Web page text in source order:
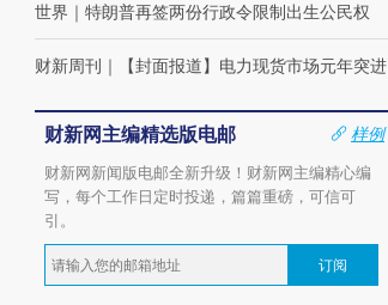
世界 ｜ 特朗普再签两份行政令限制出生公民权
财新周刊 ｜ 【封面报道】电力现货市场元年突进
财新网主编精选版电邮
样例
财新网新闻版电邮全新升级！财新网主编精心编
写，每个工作日定时投递，篇篇重磅，可信可
引。
订阅